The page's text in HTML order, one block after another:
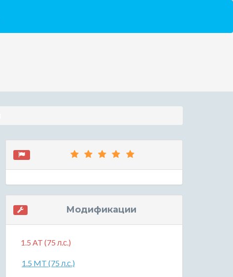
Модификации
1.5 AT (75 л.с.)
1.5 MT (75 л.с.)